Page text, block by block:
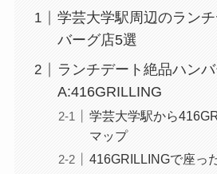
学芸大学駅周辺のラン
バーグ店5選
ランチデート絶品ハン
A:416GRILLING
学芸大学駅から
マップ
416GRILLINGで座っ